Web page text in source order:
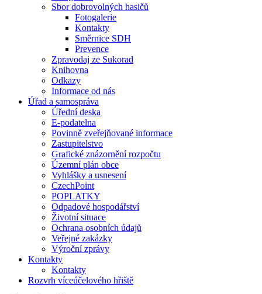
Sbor dobrovolných hasičů
Fotogalerie
Kontakty
Směrnice SDH
Prevence
Zpravodaj ze Sukorad
Knihovna
Odkazy
Informace od nás
Úřad a samospráva
Úřední deska
E-podatelna
Povinně zveřejňované informace
Zastupitelstvo
Grafické znázornění rozpočtu
Územní plán obce
Vyhlášky a usnesení
CzechPoint
POPLATKY
Odpadové hospodářství
Životní situace
Ochrana osobních údajů
Veřejné zakázky
Výroční zprávy
Kontakty
Kontakty
Rozvrh víceúčelového hřiště